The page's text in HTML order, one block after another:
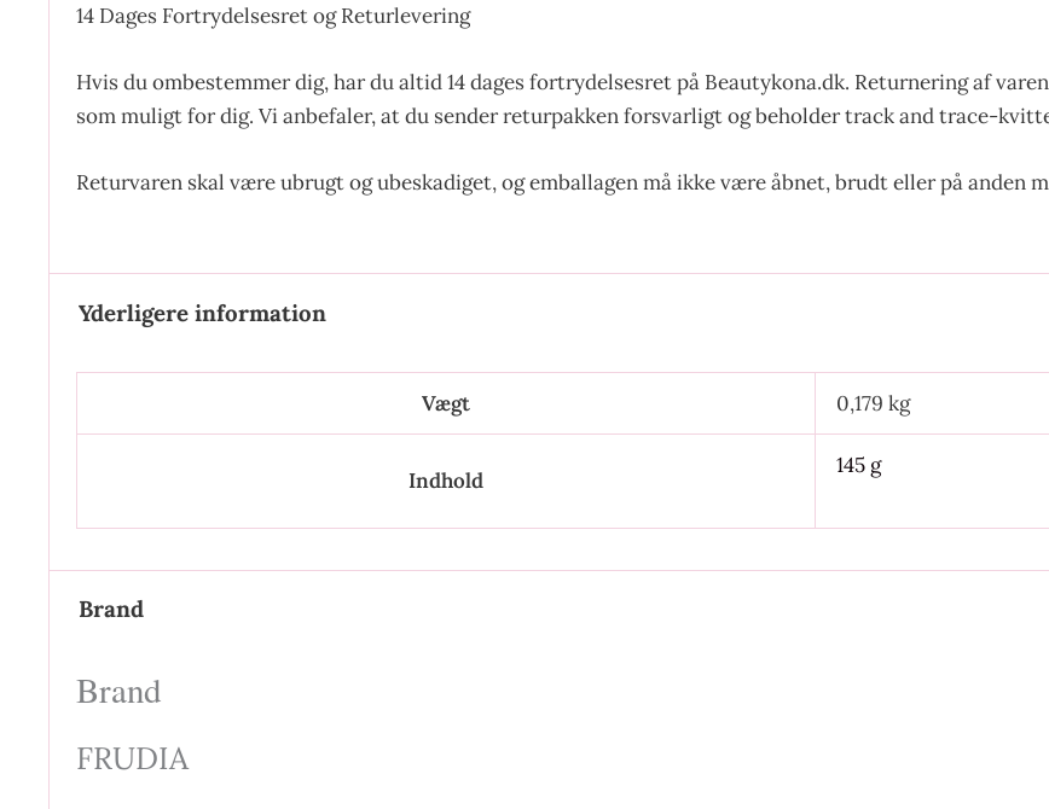
14 Dages Fortrydelsesret og Returlevering
Hvis du ombestemmer dig, har du altid 14 dages fortrydelsesret på Beautykona.dk. Returnering af
som muligt for dig. Vi anbefaler, at du sender returpakken forsvarligt og beholder track and trace-
Returvaren skal være ubrugt og ubeskadiget, og emballagen må ikke være åbnet, brudt eller på anden
Yderligere information
Vægt 0,179 kg
Indhold
145 g
Brand
Brand
FRUDIA